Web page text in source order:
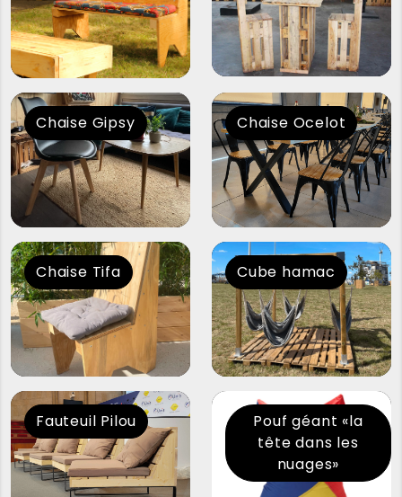
Chaise Gipsy Chaise Ocelot
Chaise Tifa Cube hamac
Fauteuil Pilou
Pouf géant «la
tête dans les
nuages»